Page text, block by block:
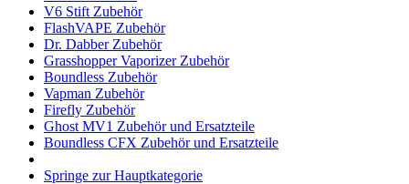
V6 Stift Zubehör
FlashVAPE Zubehör
Dr. Dabber Zubehör
Grasshopper Vaporizer Zubehör
Boundless Zubehör
Vapman Zubehör
Firefly Zubehör
Ghost MV1 Zubehör und Ersatzteile
Boundless CFX Zubehör und Ersatzteile
Springe zur Hauptkategorie